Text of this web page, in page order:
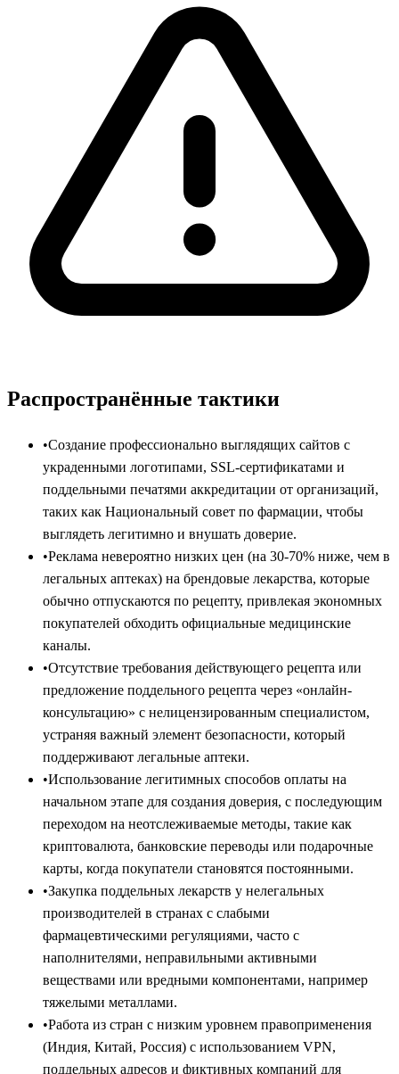
Распространённые тактики
•Создание профессионально выглядящих сайтов с
украденными логотипами, SSL-сертификатами и
поддельными печатями аккредитации от организаций,
таких как Национальный совет по фармации, чтобы
выглядеть легитимно и внушать доверие.
•Реклама невероятно низких цен (на 30-70% ниже, чем в
легальных аптеках) на брендовые лекарства, которые
обычно отпускаются по рецепту, привлекая экономных
покупателей обходить официальные медицинские
каналы.
•Отсутствие требования действующего рецепта или
предложение поддельного рецепта через «онлайн-
консультацию» с нелицензированным специалистом,
устраняя важный элемент безопасности, который
поддерживают легальные аптеки.
•Использование легитимных способов оплаты на
начальном этапе для создания доверия, с последующим
переходом на неотслеживаемые методы, такие как
криптовалюта, банковские переводы или подарочные
карты, когда покупатели становятся постоянными.
•Закупка поддельных лекарств у нелегальных
производителей в странах с слабыми
фармацевтическими регуляциями, часто с
наполнителями, неправильными активными
веществами или вредными компонентами, например
тяжелыми металлами.
•Работа из стран с низким уровнем правоприменения
(Индия, Китай, Россия) с использованием VPN,
поддельных адресов и фиктивных компаний для